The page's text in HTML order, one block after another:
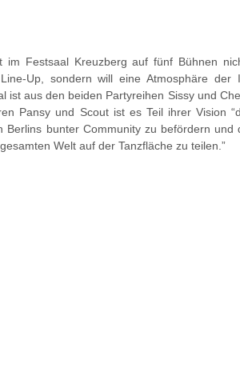
im Festsaal Kreuzberg auf fünf Bühnen
Up, sondern will eine Atmosphäre
ist aus den beiden Partyreihen Sissy und
Pansy und Scout ist es Teil ihrer Vision
Berlins bunter Community zu befördern
Welt auf der Tanzfläche zu teilen.”